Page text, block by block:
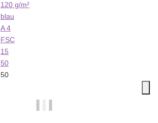
120 g/m²
blau
A 4
FSC
15
50
50